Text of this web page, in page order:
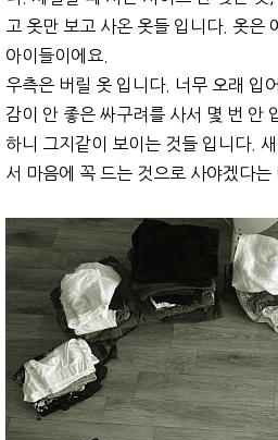
고 옷만 보고 사온 옷들 입니다. 옷은
아이들이에요.
우측은 버릴 옷 입니다. 너무 오래 입
감이 안 좋은 싸구려를 사서 몇 번 안
하니 그지같이 보이는 것들 입니다.
서 마음에 꼭 드는 것으로 사야겠다는